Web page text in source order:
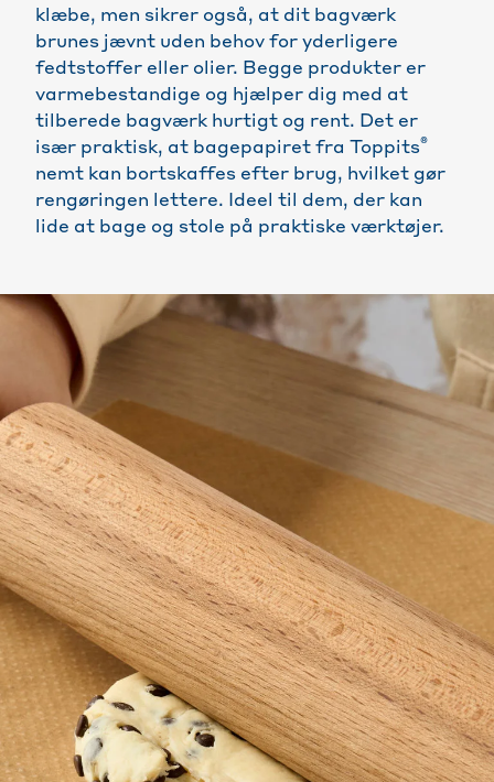
klæbe, men sikrer også, at dit bagværk
brunes jævnt uden behov for yderligere
fedtstoffer eller olier. Begge produkter er
varmebestandige og hjælper dig med at
tilberede bagværk hurtigt og rent. Det er
især praktisk, at bagepapiret fra Toppits®
nemt kan bortskaffes efter brug, hvilket gør
rengøringen lettere. Ideel til dem, der kan
lide at bage og stole på praktiske værktøjer.